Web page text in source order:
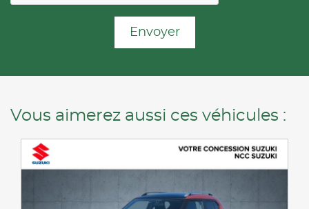
Envoyer
Vous aimerez aussi ces véhicules :